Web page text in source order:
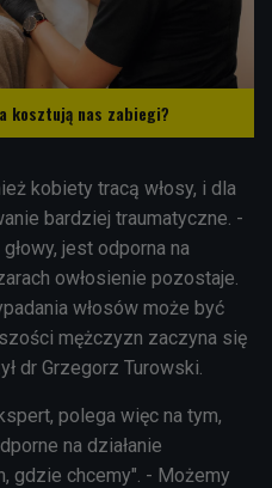
kosztują nas zabiegi?
kobiety tracą włosy, i dla
bardziej traumatyczne. -
jest odporna na
owłosienie pozostaje.
włosów może być
mężczyzn zaczyna się
dr Grzegorz Turowski.
polega więc na tym,
na działanie
gdzie chcemy". - Możemy